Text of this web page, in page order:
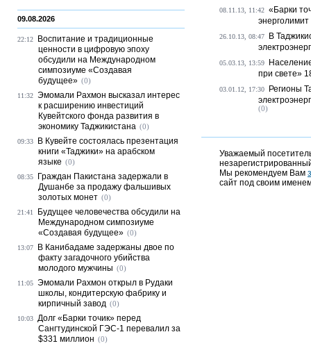
08.11.13, 11:42 «Барки
энерголимит
26.10.13, 08:47
В
05.03.13, 13:59
при свете»
03.01.12, 17:30
Регионы
(0)
Уважаемый
Мы рекомендуем Вам
сайт под своим
09.08.2026
22:12
Воспитание и традиционные
ценности в цифровую эпоху
обсудили на Международном
симпозиуме «Создавая
будущее» (0)
11:32 Эмомали Рахмон высказал интерес
к расширению инвестиций
Кувейтского фонда развития в
экономику Таджикистана (0)
09:33
В Кувейте состоялась презентация
книги «Таджики» на арабском
языке (0)
08:35
Граждан Пакистана задержали в
Душанбе за продажу фальшивых
золотых монет (0)
21:41
Будущее человечества обсудили на
Международном симпозиуме
«Создавая будущее» (0)
13:07
В Канибадаме задержаны двое по
факту загадочного убийства
молодого мужчины (0)
11:05 Эмомали Рахмон открыл в Рудаки
школы, кондитерскую фабрику и
кирпичный завод (0)
10:03 Долг «Барки точик» перед
Сангтудинской ГЭС-1 перевалил за
$331 миллион (0)